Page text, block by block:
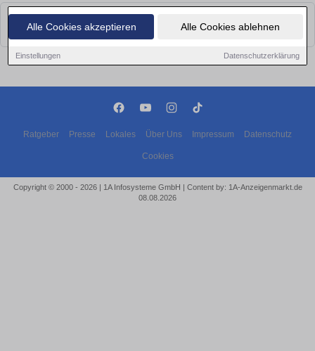
Alle Cookies akzeptieren Alle Cookies ablehnen
Einstellungen Datenschutzerklärung
Leider konnten wir derzeit keine passenden Autos finden. Schauen Sie
bald wieder vorbei!
Ratgeber Presse Lokales Über Uns Impressum Datenschutz
Cookies
Copyright © 2000 - 2026 | 1A Infosysteme GmbH | Content by: 1A-Anzeigenmarkt.de
08.08.2026